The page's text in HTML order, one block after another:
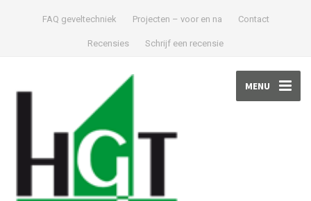
FAQ geveltechniek Projecten – voor en na Contact
Recensies Schrijf een recensie
MENU